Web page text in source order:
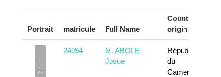
Portrait matricule Full Name
Country of
origin
24094
M. ABOLE
Josue
République
du
Cameroun